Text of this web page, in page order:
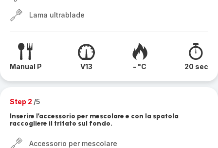
Lama ultrablade
Manual P V13 - °C 20 sec
Step 2 /5
Inserire l’accessorio per mescolare e con la spatola
raccogliere il tritato sul fondo.
Accessorio per mescolare